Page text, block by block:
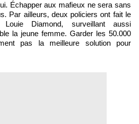
Échapper aux mafieux ne sera sans
Par ailleurs, deux policiers ont fait le
Diamond, surveillant aussi
la jeune femme. Garder les 50.000
pas la meilleure solution pour